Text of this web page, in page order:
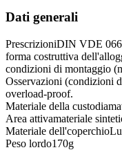
Dati generali
PrescrizioniDIN VDE
forma costruttiva
condizioni di montaggio
Osservazioni (condizioni
overload-proof.
Materiale della custodia
Area attivamateriale
Materiale dell'coperchio
Peso lordo170g